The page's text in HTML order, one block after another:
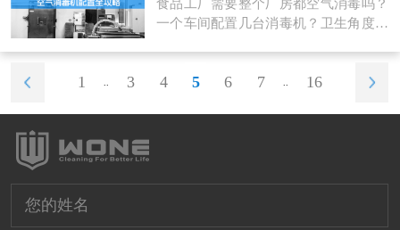
食品工厂需要整个厂房都空气消毒吗？
一个车间配置几台消毒机？卫生角度如
1 .. 3 4 5 6 7 .. 16